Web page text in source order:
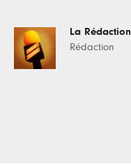
La Rédaction
Rédaction